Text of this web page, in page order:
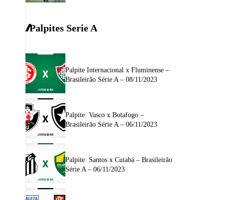
Palpites Serie A
Palpite Internacional x Fluminense –
Brasileirão Série A – 08/11/2023
Palpite: Vasco x Botafogo –
Brasileirão Série A – 06/11/2023
Palpite: Santos x Cuiabá – Brasileirão
Série A – 06/11/2023